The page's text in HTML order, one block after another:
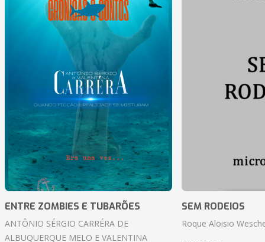
ENTRE ZOMBIES E TUBARÕES
ANTÔNIO SÉRGIO CARRÉRA DE
ALBUQUERQUE MELO E VALENTINA
SEM RODEIOS
Roque Aloisio